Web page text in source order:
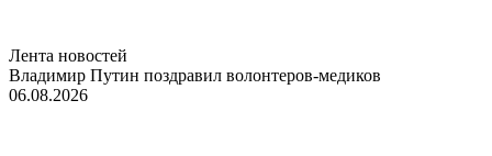
Лента новостей
Владимир Путин поздравил волонтеров-медиков
06.08.2026